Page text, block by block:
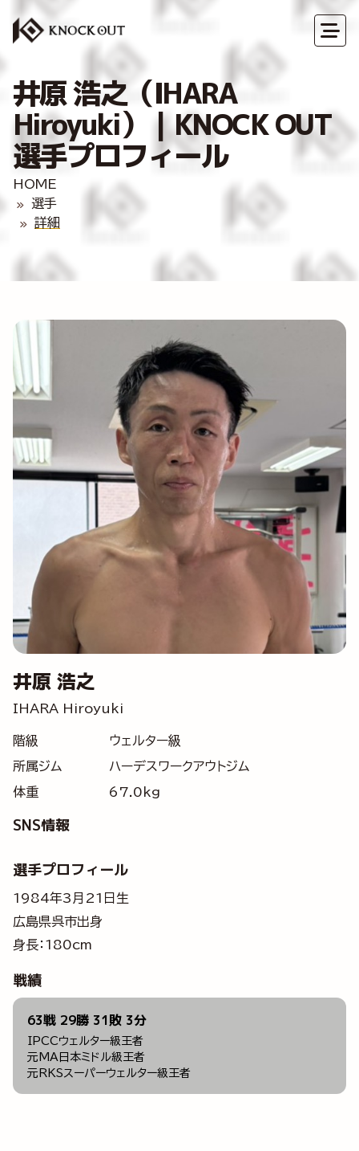
井原 浩之（IHARA
Hiroyuki）｜KNOCK OUT
選手プロフィール
HOME
選手
詳細
井原 浩之
IHARA Hiroyuki
階級
ウェルター級
所属ジム
ハーデスワークアウトジム
体重
67.0kg
SNS情報
選手プロフィール
1984年3月21日生
広島県呉市出身
身長：180cm
戦績
63戦 29勝 31敗 3分
IPCCウェルター級王者
元MA日本ミドル級王者
元RKSスーパーウェルター級王者